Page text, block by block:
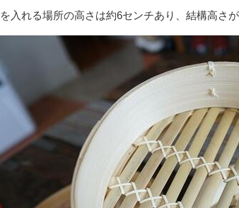
入れる場所の高さは約6センチあり、結構高さ